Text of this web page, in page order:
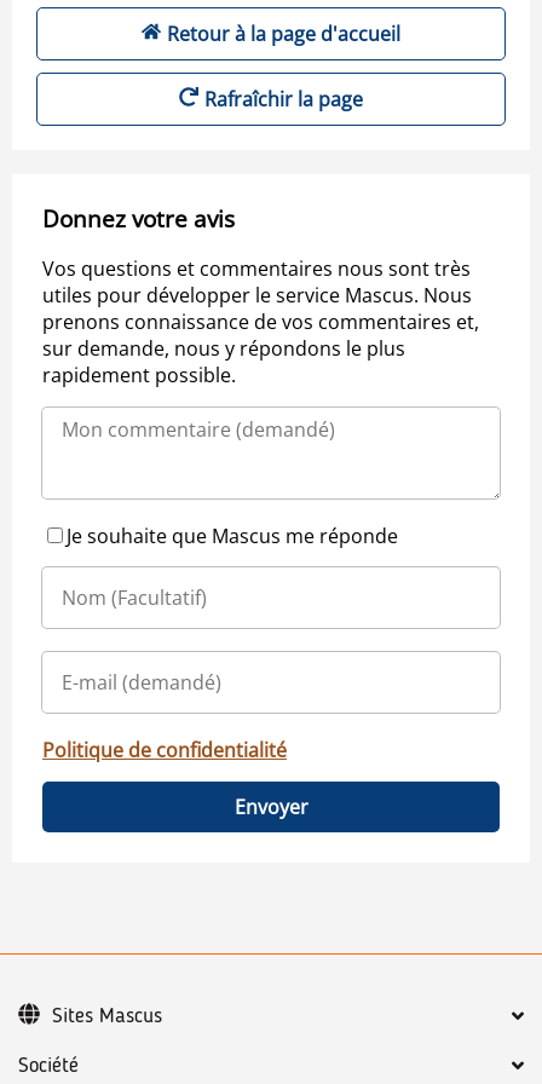
Retour à la page d'accueil
Rafraîchir la page
Donnez votre avis
Vos questions et commentaires nous sont très
utiles pour développer le service Mascus. Nous
prenons connaissance de vos commentaires et,
sur demande, nous y répondons le plus
rapidement possible.
Je souhaite que Mascus me réponde
Politique de confidentialité
Envoyer
Société
Sites Mascus